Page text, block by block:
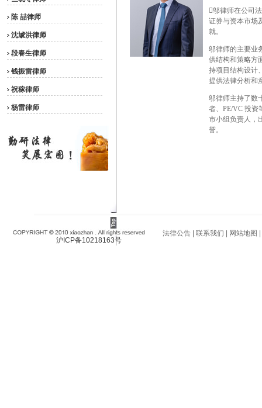
陈 喆律师
沈虓洪律师
段春生律师
钱振雷律师
祝稼律师
杨雷律师
邬律师在公司
证券与资本市场
就。
邬律师的主要业
供结构和策略方
持项目结构设计
提供法律分析和
邬律师主持了数
者、PE/VC 投资
市小组负责人，
誉。
法律公告 | 联系我们 | 网站地图
沪ICP备10218163号